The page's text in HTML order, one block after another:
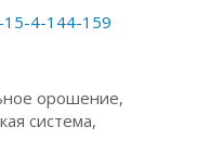
4-144-159
орошение,
система,